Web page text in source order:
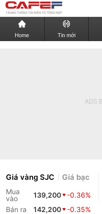
Home Tin mới
Giá vàng SJC Giá bạc
Mua
vào
139,200
-0.36%
Bán ra
142,200 -0.35%